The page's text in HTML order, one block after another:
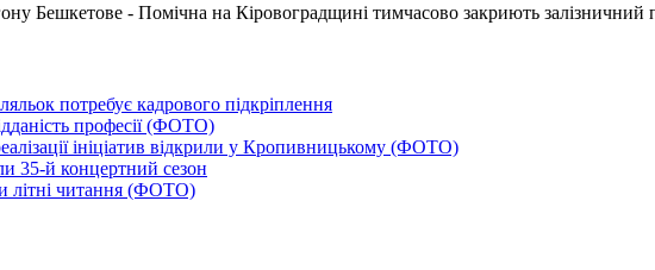
Бешкетове - Помічна на Кіровоградщині тимчасово закриють залізничний
потребує кадрового підкріплення
професії (ФОТО)
ініціатив відкрили у Кропивницькому (ФОТО)
35-й концертний сезон
літні читання (ФОТО)